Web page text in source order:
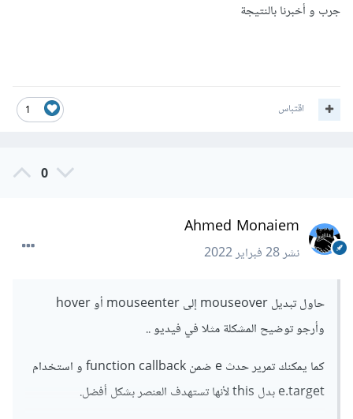
جرب و أخبرنا بالنتيجة
1 اقتباس
0
Ahmed Monaiem
نشر28 فبراير 2022
حاول تبديل mouseover إلى mouseenter أو hover
وأرجو توضيح المشكلة مثلا في فيديو ..
كما يمكنك تمرير حدث e ضمن function callback و استخدام
e.target بدل this لأنها تستهدف العنصر بشكل أفضل.